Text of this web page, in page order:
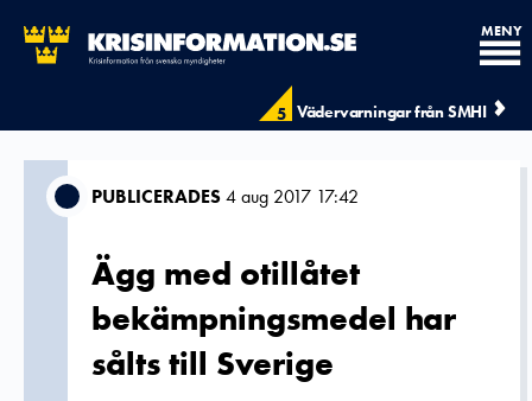
5 Vädervarningar från SMHI
MENY
PUBLICERADES4 aug 2017 17:42
Ägg med otillåtet
bekämpningsmedel har
sålts till Sverige